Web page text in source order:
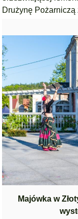
Drużynę Pożarniczą
Majówka w